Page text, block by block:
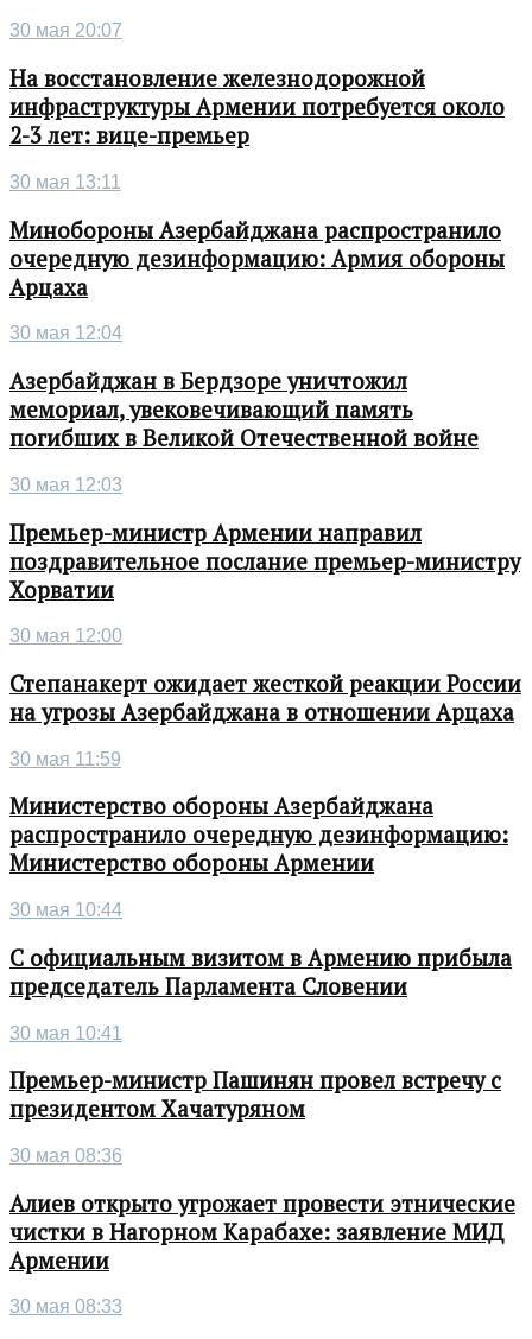
30 мая 20:07
На восстановление железнодорожной
инфраструктуры Армении потребуется около
2-3 лет: вице-премьер
30 мая 13:11
Минобороны Азербайджана распространило
очередную дезинформацию: Армия обороны
Арцаха
30 мая 12:04
Азербайджан в Бердзоре уничтожил
мемориал, увековечивающий память
погибших в Великой Отечественной войне
30 мая 12:03
Премьер-министр Армении направил
поздравительное послание премьер-министру
Хорватии
30 мая 12:00
Степанакерт ожидает жесткой реакции России
на угрозы Азербайджана в отношении Арцаха
30 мая 11:59
Министерство обороны Азербайджана
распространило очередную дезинформацию:
Министерство обороны Армении
30 мая 10:44
С официальным визитом в Армению прибыла
председатель Парламента Словении
30 мая 10:41
Премьер-министр Пашинян провел встречу с
президентом Хачатуряном
30 мая 08:36
Алиев открыто угрожает провести этнические
чистки в Нагорном Карабахе: заявление МИД
Армении
30 мая 08:33